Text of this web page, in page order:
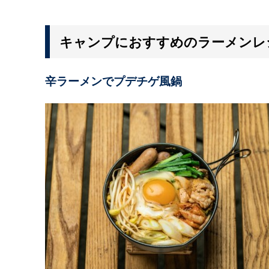
キャンプにおすすめのラーメン
辛ラーメンでプデチゲ風鍋